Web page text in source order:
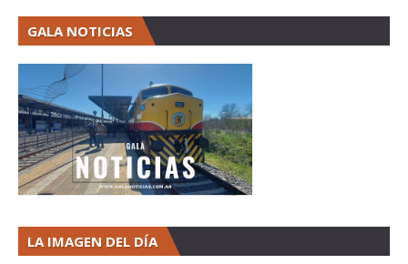
GALA NOTICIAS
LA IMAGEN DEL DÍA